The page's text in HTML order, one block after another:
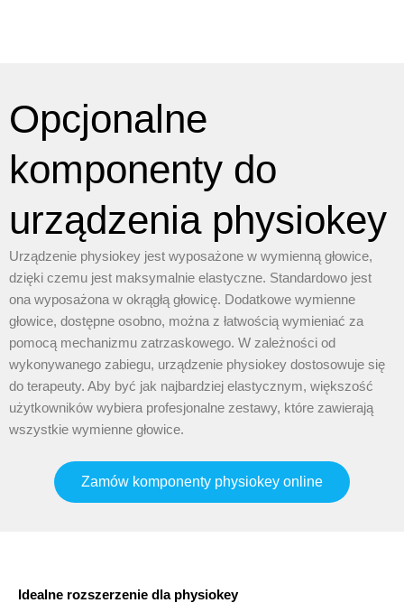
Opcjonalne
komponenty do
urządzenia physiokey
Urządzenie physiokey jest wyposażone w wymienną głowice,
dzięki czemu jest maksymalnie elastyczne. Standardowo jest
ona wyposażona w okrągłą głowicę. Dodatkowe wymienne
głowice, dostępne osobno, można z łatwością wymieniać za
pomocą mechanizmu zatrzaskowego. W zależności od
wykonywanego zabiegu, urządzenie physiokey dostosowuje się
do terapeuty. Aby być jak najbardziej elastycznym, większość
użytkowników wybiera profesjonalne zestawy, które zawierają
wszystkie wymienne głowice.
Zamów komponenty physiokey online
Idealne rozszerzenie dla physiokey